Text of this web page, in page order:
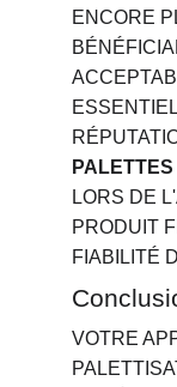
ENCORE
LORS DE
PRODUIT
FIABILITÉ
VOTRE